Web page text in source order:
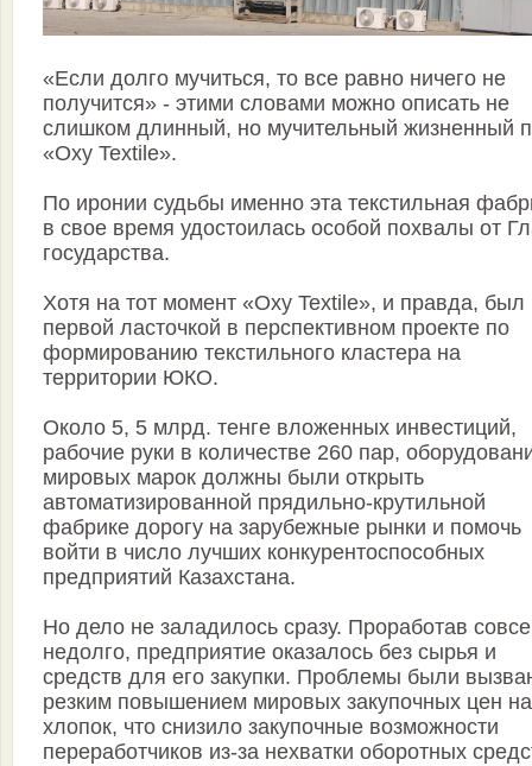
«Если долго мучиться, то все равно ничего не
получится» - этими словами можно описать не
слишком длинный, но мучительный жизненный
«Oxy Textile».
По иронии судьбы именно эта текстильная
в свое время удостоилась особой похвалы от
государства.
Хотя на тот момент «Oxy Textile», и правда, был
первой ласточкой в перспективном проекте по
формированию текстильного кластера на
территории ЮКО.
Около 5, 5 млрд. тенге вложенных инвестиций,
рабочие руки в количестве 260 пар,
мировых марок должны были открыть
автоматизированной прядильно-крутильной
фабрике дорогу на зарубежные рынки и помочь
войти в число лучших конкурентоспособных
предприятий Казахстана.
Но дело не заладилось сразу. Проработав
недолго, предприятие оказалось без сырья и
средств для его закупки. Проблемы были
резким повышением мировых закупочных цен на
хлопок, что снизило закупочные возможности
переработчиков из-за нехватки оборотных